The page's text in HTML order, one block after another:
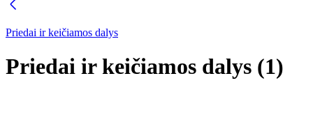
Priedai ir keičiamos dalys
Priedai ir keičiamos dalys (1)